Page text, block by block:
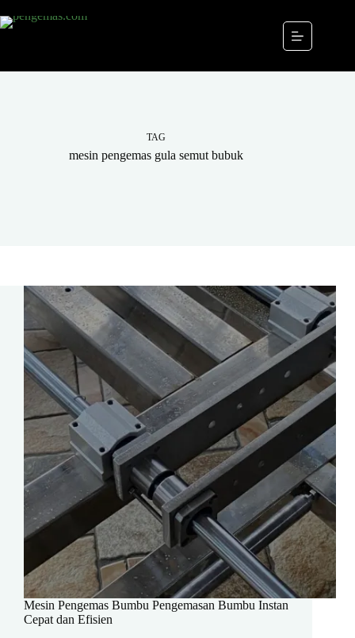
to
TAG
mesin pengemas gula semut bubuk
Mesin Pengemas Bumbu Pengemasan Bumbu Instan
Cepat dan Efisien